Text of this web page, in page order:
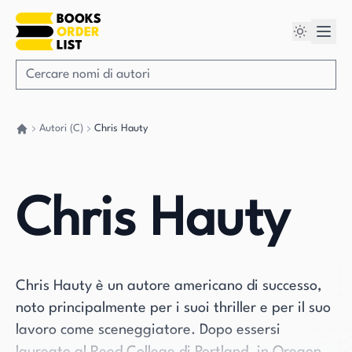
Autori (C) Chris Hauty
Chris Hauty
Chris Hauty è un autore americano di successo,
noto principalmente per i suoi thriller e per il suo
lavoro come sceneggiatore. Dopo essersi